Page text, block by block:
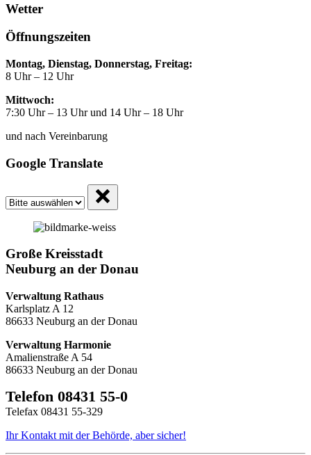
Wetter
Öffnungszeiten
Montag, Dienstag, Donnerstag, Freitag:
8 Uhr – 12 Uhr
Mittwoch:
7:30 Uhr – 13 Uhr und 14 Uhr – 18 Uhr
und nach Vereinbarung
Google Translate
Große Kreisstadt
Neuburg an der Donau
Verwaltung Rathaus
Karlsplatz A 12
86633 Neuburg an der Donau
Verwaltung Harmonie
Amalienstraße A 54
86633 Neuburg an der Donau
Telefon 08431 55-0
Telefax 08431 55-329
Ihr Kontakt mit der Behörde, aber sicher!